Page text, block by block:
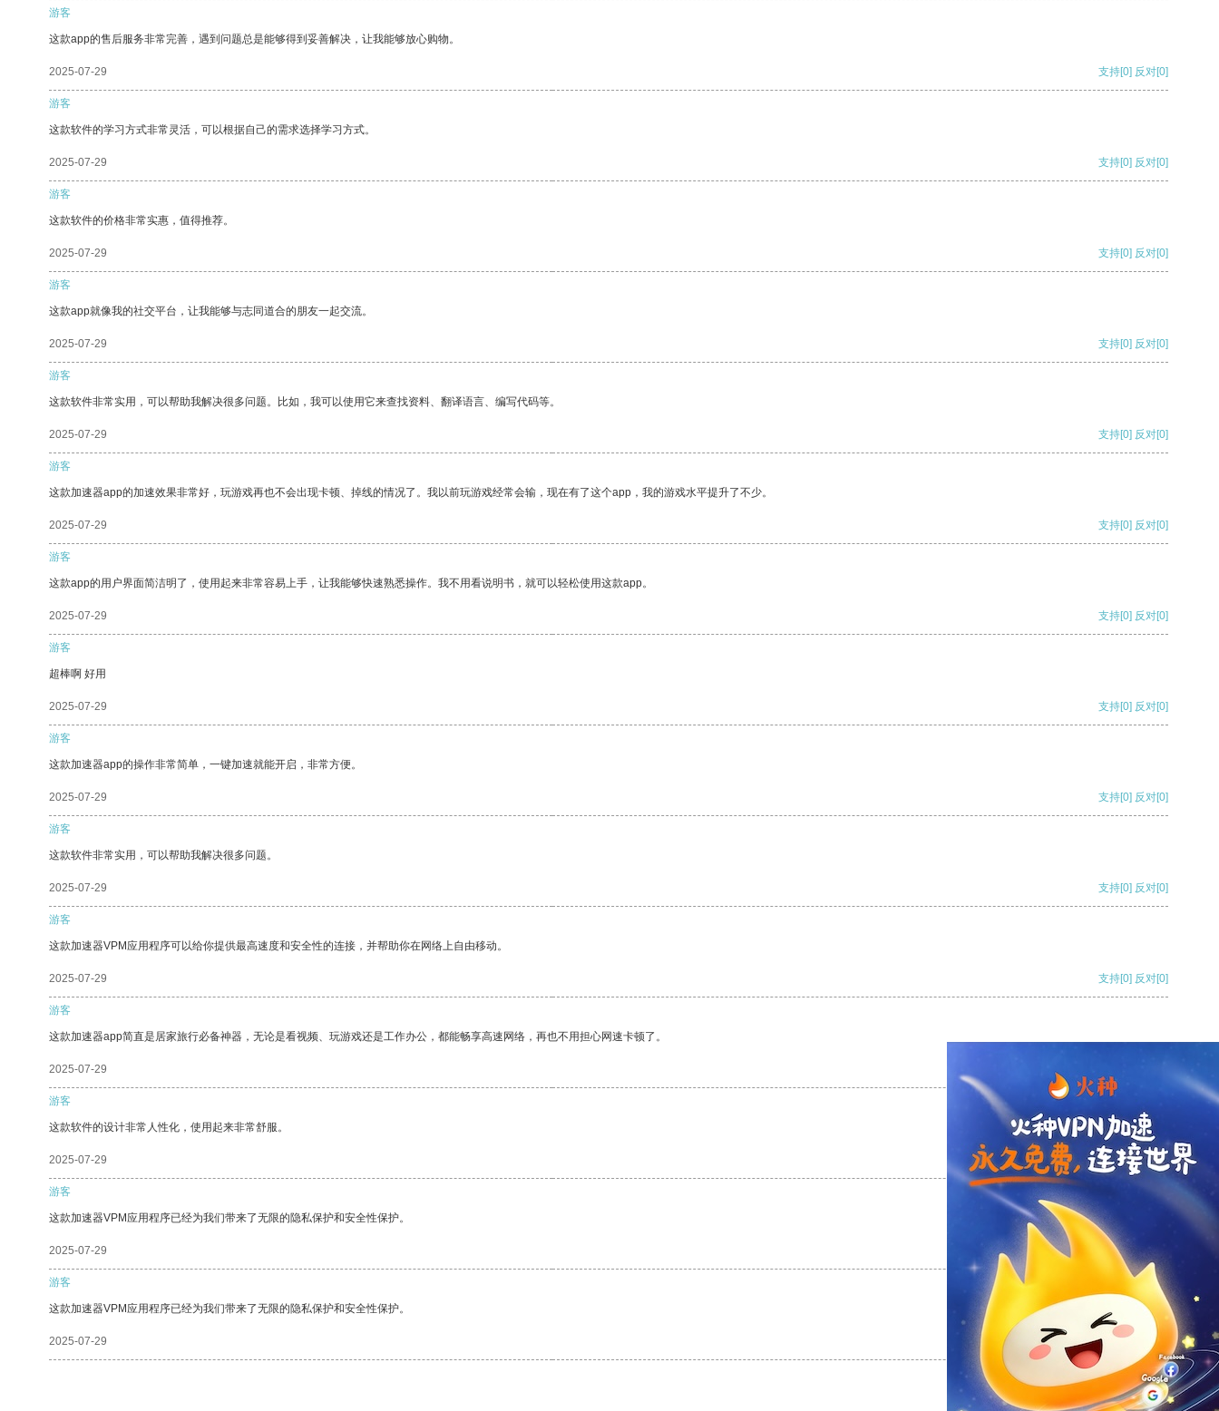
游客
这款app的售后服务非常完善，遇到问题总是能够得到妥善解决，让我能够放心购物。
2025-07-29 支持[0] 反对[0]
游客
这款软件的学习方式非常灵活，可以根据自己的需求选择学习方式。
2025-07-29 支持[0] 反对[0]
游客
这款软件的价格非常实惠，值得推荐。
2025-07-29 支持[0] 反对[0]
游客
这款app就像我的社交平台，让我能够与志同道合的朋友一起交流。
2025-07-29 支持[0] 反对[0]
游客
这款软件非常实用，可以帮助我解决很多问题。比如，我可以使用它来查找资料、翻译语言、编写代码等。
2025-07-29 支持[0] 反对[0]
游客
这款加速器app的加速效果非常好，玩游戏再也不会出现卡顿、掉线的情况了。我以前玩游戏经常会输，现在有了这个app，我的游戏水平提升了不少。
2025-07-29 支持[0] 反对[0]
游客
这款app的用户界面简洁明了，使用起来非常容易上手，让我能够快速熟悉操作。我不用看说明书，就可以轻松使用这款app。
2025-07-29 支持[0] 反对[0]
游客
超棒啊 好用
2025-07-29 支持[0] 反对[0]
游客
这款加速器app的操作非常简单，一键加速就能开启，非常方便。
2025-07-29 支持[0] 反对[0]
游客
这款软件非常实用，可以帮助我解决很多问题。
2025-07-29 支持[0] 反对[0]
游客
这款加速器VPM应用程序可以给你提供最高速度和安全性的连接，并帮助你在网络上自由移动。
2025-07-29 支持[0] 反对[0]
游客
这款加速器app简直是居家旅行必备神器，无论是看视频、玩游戏还是工作办公，都能畅享高速网络，再也不用担心网速卡顿了。
2025-07-29
游客
这款软件的设计非常人性化，使用起来非常舒服。
2025-07-29 支持 [0] 反对[0]
游客
这款加速器VPM应用程序已经为我们带来了无限的隐私保护和安全性保护。
2025-07-29 支持[0] 反对
游客
这款加速器VPM应用程序已经为我们带来了无限的隐私保护和安全性保护。
2025-07-29 支持[0] 反对[0]